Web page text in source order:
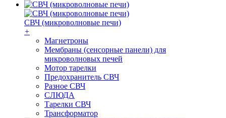
СВЧ (микроволновые печи)
+
Магнетроны
Мембраны (сенсорные панели) для
микроволновых печей
Мотор тарелки
Предохранитель СВЧ
Разное СВЧ
СЛЮДА
Тарелки СВЧ
Трансформатор